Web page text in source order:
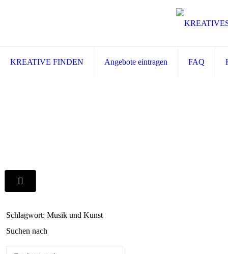
KREATIVE FINDEN Angebote eintragen FAQ
Schlagwort: Musik und Kunst
Suchen nach